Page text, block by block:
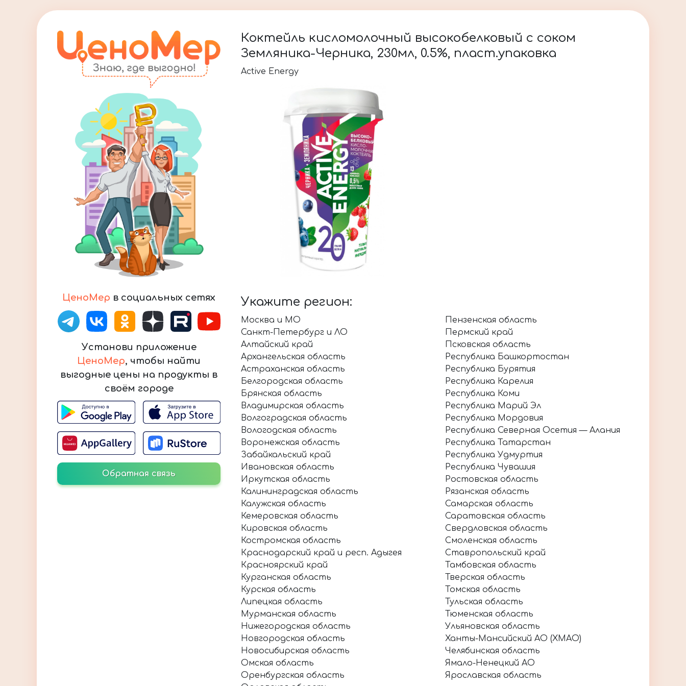
ЦеноМер в социальных сетях
Установи приложение
ЦеноМер, чтобы найти
выгодные цены на продукты в
своём городе
Обратная связь
Коктейль кисломолочный высокобелковый с соком
Земляника-Черника, 230мл, 0.5%, пласт.упаковка
Active Energy
Укажите регион:
Москва и МО
Санкт-Петербург и ЛО
Алтайский край
Архангельская область
Астраханская область
Белгородская область
Брянская область
Владимирская область
Волгоградская область
Вологодская область
Воронежская область
Забайкальский край
Ивановская область
Иркутская область
Калининградская область
Калужская область
Кемеровская область
Кировская область
Костромская область
Краснодарский край и респ. Адыгея
Красноярский край
Курганская область
Курская область
Липецкая область
Мурманская область
Нижегородская область
Новгородская область
Новосибирская область
Омская область
Оренбургская область
Пензенская область
Пермский край
Псковская область
Республика Башкортостан
Республика Бурятия
Республика Карелия
Республика Коми
Республика Марий Эл
Республика Мордовия
Республика Северная Осетия — Алания
Республика Татарстан
Республика Удмуртия
Республика Чувашия
Ростовская область
Рязанская область
Самарская область
Саратовская область
Свердловская область
Смоленская область
Ставропольский край
Тамбовская область
Тверская область
Томская область
Тульская область
Тюменская область
Ульяновская область
Ханты-Мансийский АО (ХМАО)
Челябинская область
Ямало-Ненецкий АО
Ярославская область